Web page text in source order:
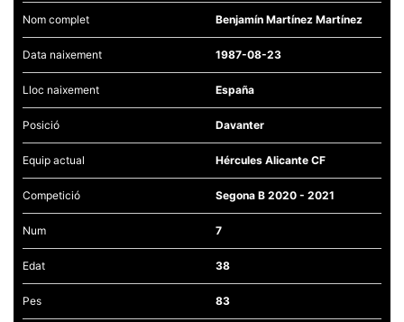
Nom complet Benjamín Martínez Martínez
Data naixement 1987-08-23
Lloc naixement España
Posició Davanter
Equip actual Hércules Alicante CF
Competició Segona B 2020 - 2021
Num 7
Edat 38
Pes 83
Necessàries
Aquestes
opcionals,
són
necessàries
per al
funcionament